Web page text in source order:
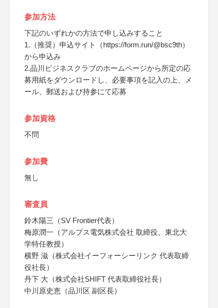
参加方法
下記のいずれかの方法で申し込みすること
1.（推奨）申込サイト（https://form.run/@bsc9th）
から申込み
2.品川ビジネスクラブのホームページから所定の応
募用紙をダウンロードし、必要事項を記入の上、メ
ール、郵送および持参にて応募
参加資格
不問
参加費
無し
審査員
鈴木陽三（SV Frontier代表）
梅原潤一（アルプス電気株式会社 取締役、東北大
学特任教授）
横野 滋（株式会社イーフォーシーリンク 代表取締
役社長）
丹下 大（株式会社SHIFT 代表取締役社長）
中川原史恵（品川区 副区長）